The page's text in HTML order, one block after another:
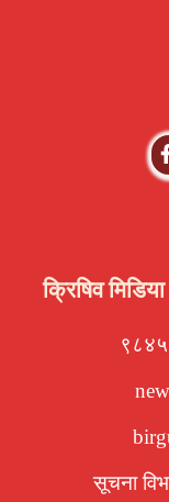
क्रिषिव
सूचना